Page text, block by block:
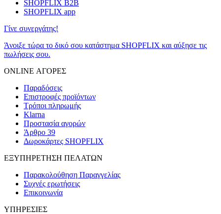
SHOPFLIX B2B
SHOPFLIX app
Γίνε συνεργάτης!
Άνοιξε τώρα το δικό σου κατάστημα SHOPFLIX και αύξησε τις
πωλήσεις σου.
ONLINE ΑΓΟΡΕΣ
Παραδόσεις
Επιστροφές προϊόντων
Τρόποι πληρωμής
Klarna
Προστασία αγορών
Άρθρο 39
Δωροκάρτες SHOPFLIX
ΕΞΥΠΗΡΕΤΗΣΗ ΠΕΛΑΤΩΝ
Παρακολούθηση Παραγγελίας
Συχνές ερωτήσεις
Επικοινωνία
ΥΠΗΡΕΣΙΕΣ